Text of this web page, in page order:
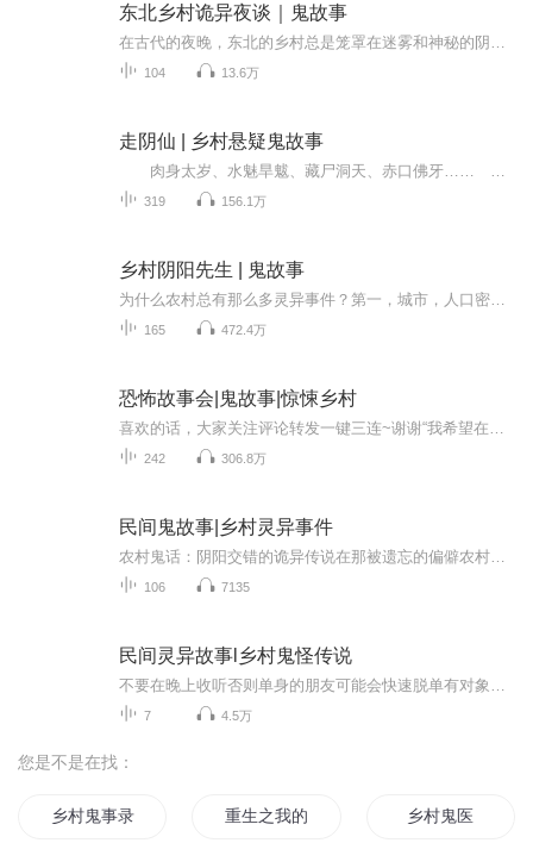
东北乡村诡异夜谈｜鬼故事
104 13.6万
走阴仙 | 乡村悬疑鬼故事
319 156.1万
乡村阴阳先生 | 鬼故事
165 472.4万
恐怖故事会|鬼故事|惊悚乡村
242 306.8万
民间鬼故事|乡村灵异事件
106 7135
民间灵异故事l乡村鬼怪传说
7 4.5万
您是不是在找：
乡村鬼事录 重生之我的乡村人生 乡村鬼医